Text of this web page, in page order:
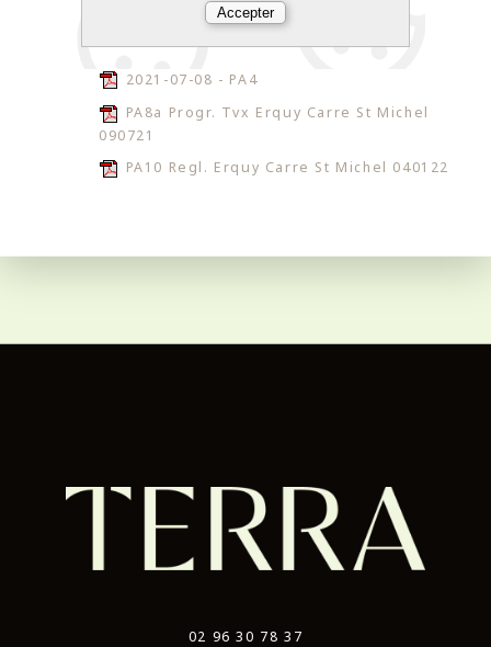
2021-07-08 - PA4
PA8a Progr. Tvx Erquy Carre St Michel
090721
PA10 Regl. Erquy Carre St Michel 040122
02 96 30 78 37